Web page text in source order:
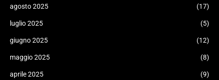
agosto 2025 (17)
luglio 2025 (5)
giugno 2025 (12)
maggio 2025 (8)
aprile 2025 (9)